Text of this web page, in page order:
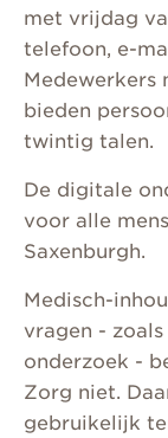
met vrijdag
telefoon, e-
Medewerkers
bieden
twintig talen.
De digitale
voor alle
Saxenburgh.
Medisch-
vragen -
onderzoek -
Zorg niet.
gebruikelijk